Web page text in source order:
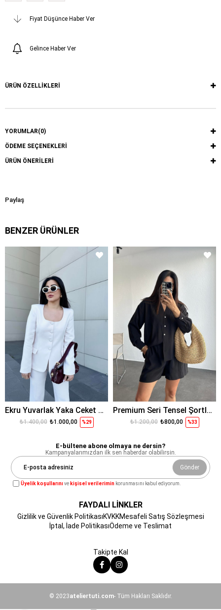
Fiyat Düşünce Haber Ver
Gelince Haber Ver
ÜRÜN ÖZELLIKLERI
YORUMLAR(0)
ÖDEME SEÇENEKLERI
ÜRÜN ÖNERILERI
Paylaş
BENZER ÜRÜNLER
Ekru Yuvarlak Yaka Ceket Pantolon
%29
₺1.000,00
₺1.400,00
Premium Seri Tensel Şortlu Takım Siyah
%33
₺800,00
₺1.200,00
E-bültene abone olmaya ne dersin?
Kampanyalarımızdan ilk sen haberdar olabilirsin.
Gönder
Üyelik koşullarınıve kişisel verilerimin korunmasını kabul ediyorum.
FAYDALI LİNKLER
Gizlilik ve Güvenlik PolitikasıKVKKMesafeli Satış Sözleşmesi
İptal, İade PolitikasıÖdeme ve Teslimat
Takipte Kal
© 2023ateliertuti.com- Tüm Hakları Saklıdır.